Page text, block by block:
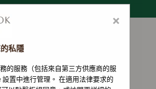
×
私隱
的服務（包括來自第三方供應商的服
置中進行管理。 在適用法律要求的